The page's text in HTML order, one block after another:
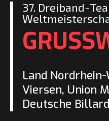
37. Dreiband-
Land
Viersen, Union
Deutsche